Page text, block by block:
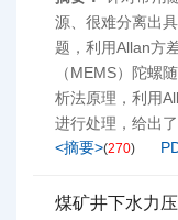
源、很难分离出
题，利用Allan方
（MEMS）陀螺
析法原理，利用
进行处理，给出了
<摘要>(270)
煤矿井下水力